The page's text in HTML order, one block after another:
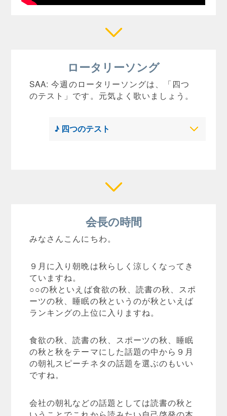
ロータリーソング
SAA: 今週のロータリーソングは、「四つ
のテスト」です。元気よく歌いましょう。
♪ 四つのテスト
会長の時間
みなさんこんにちわ。
９月に入り朝晩は秋らしく涼しくなってき
ていますね。
○○の秋といえば食欲の秋、読書の秋、スポ
ーツの秋、睡眠の秋というのが秋といえば
ランキングの上位に入りますね。
食欲の秋、読書の秋、スポーツの秋、睡眠
の秋と秋をテーマにした話題の中から９月
の朝礼スピーチネタの話題を選ぶのもいい
ですね。
会社の朝礼などの話題としては読書の秋と